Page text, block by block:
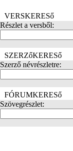
VERSKERESő
Részlet a versből:
SZERZőKERESő
Szerző névrészletre:
FÓRUMKERESő
Szövegrészlet: